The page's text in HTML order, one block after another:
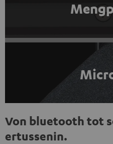
Von bluetooth tot
ertussenin.